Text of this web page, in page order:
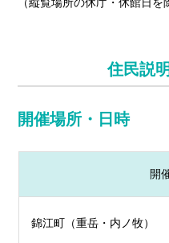
住民説
開催場所・日時
開
錦江町（重岳・内ノ牧）